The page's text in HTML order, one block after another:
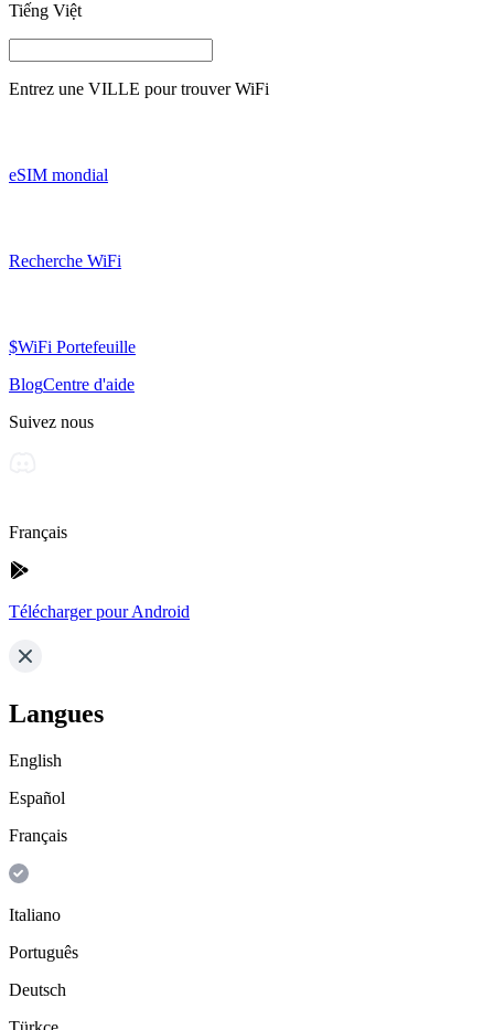
Tiếng Việt
Entrez une VILLE pour trouver WiFi
eSIM mondial
Recherche WiFi
$WiFi Portefeuille
BlogCentre d'aide
Suivez nous
Français
Télécharger pour Android
Langues
English
Español
Français
Italiano
Português
Deutsch